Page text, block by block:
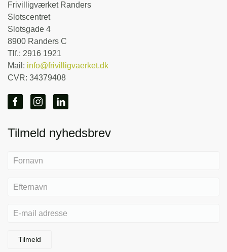
Frivilligværket Randers
Slotscentret
Slotsgade 4
8900 Randers C
Tlf.: 2916 1921
Mail: info@frivilligvaerket.dk
CVR: 34379408
Tilmeld nyhedsbrev
Tilmeld